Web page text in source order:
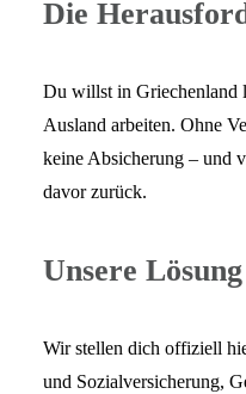
Die
Du willst in Griechenland
Ausland arbeiten. Ohne
keine Absicherung – und
davor zurück.
Unsere Lösung
Wir stellen dich offiziell
und Sozialversicherung,